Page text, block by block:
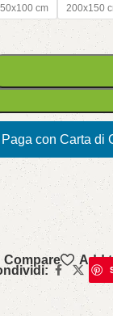
cm 200x150
Paga con Carta di
Compare Add